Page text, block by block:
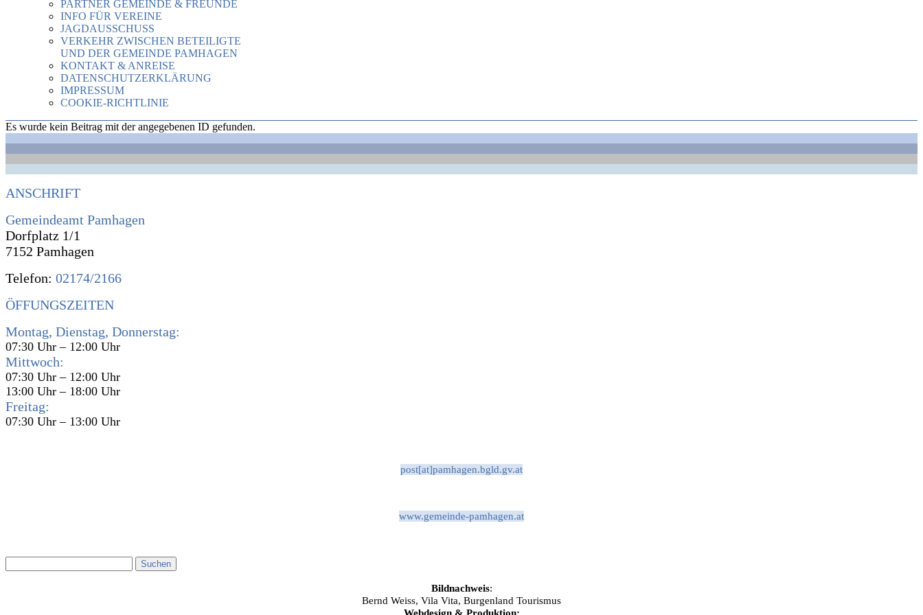
PARTNER GEMEINDE & FREUNDE
INFO FÜR VEREINE
JAGDAUSSCHUSS
VERKEHR ZWISCHEN BETEILIGTE
UND DER GEMEINDE PAMHAGEN
KONTAKT & ANREISE
DATENSCHUTZERKLÄRUNG
IMPRESSUM
COOKIE-RICHTLINIE
Es wurde kein Beitrag mit der angegebenen ID gefunden.
ANSCHRIFT
Gemeindeamt Pamhagen
Dorfplatz 1/1
7152 Pamhagen
Telefon: 02174/2166
ÖFFUNGSZEITEN
Montag, Dienstag, Donnerstag:
07:30 Uhr – 12:00 Uhr
Mittwoch:
07:30 Uhr – 12:00 Uhr
13:00 Uhr – 18:00 Uhr
Freitag:
07:30 Uhr – 13:00 Uhr
post[at]pamhagen.bgld.gv.at
www.gemeinde-pamhagen.at
Bildnachweis:
Bernd Weiss, Vila Vita, Burgenland Tourismus